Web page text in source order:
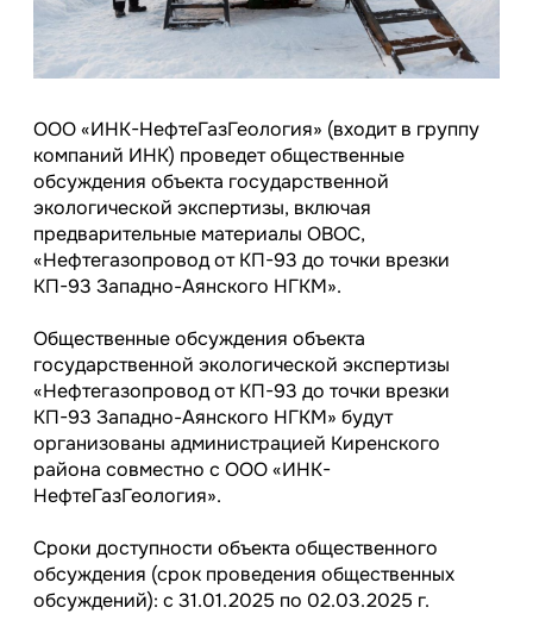
ООО «ИНК-НефтеГазГеология» (входит в группу
компаний ИНК) проведет общественные
обсуждения объекта государственной
экологической экспертизы, включая
предварительные материалы ОВОС,
«Нефтегазопровод от КП-93 до точки врезки
КП-93 Западно-Аянского НГКМ».
Общественные обсуждения объекта
государственной экологической экспертизы
«Нефтегазопровод от КП-93 до точки врезки
КП-93 Западно-Аянского НГКМ» будут
организованы администрацией Киренского
района совместно с ООО «ИНК-
НефтеГазГеология».
Сроки доступности объекта общественного
обсуждения (срок проведения общественных
обсуждений): с 31.01.2025 по 02.03.2025 г.